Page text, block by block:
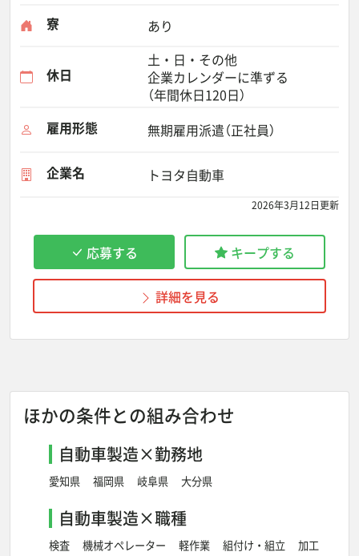
寮 あり
休日
土・日・その他
企業カレンダーに準ずる
（年間休日120日）
雇用形態
無期雇用派遣（正社員）
企業名 トヨタ自動車
2026年3月12日更新
応募する キープする
詳細を見る
ほかの条件との組み合わせ
自動車製造×勤務地
愛知県 福岡県 岐阜県 大分県
自動車製造×職種
検査 機械オペレーター 軽作業 組付け・組立
加工